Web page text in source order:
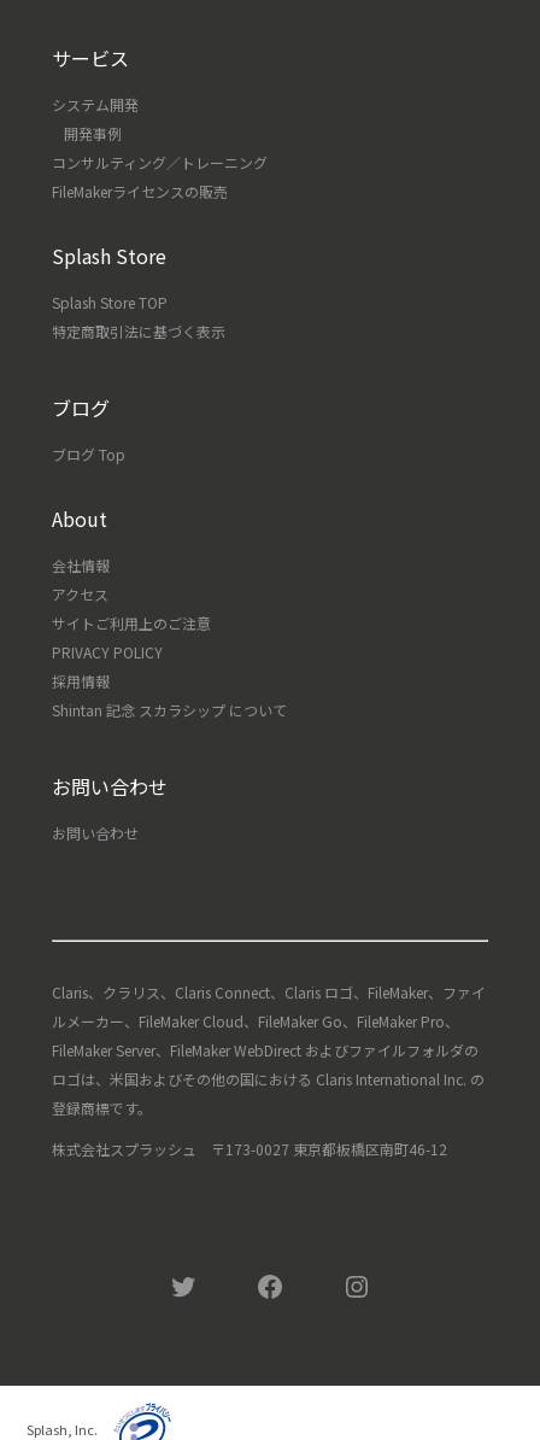
サービス
システム開発
開発事例
コンサルティング／トレーニング
FileMakerライセンスの販売
Splash Store
Splash Store TOP
特定商取引法に基づく表示
ブログ
ブログ Top
About
会社情報
アクセス
サイトご利用上のご注意
PRIVACY POLICY
採用情報
Shintan 記念 スカラシップ について
お問い合わせ
お問い合わせ
Claris、クラリス、Claris Connect、Claris ロゴ、FileMaker、ファイ
ルメーカー、FileMaker Cloud、FileMaker Go、FileMaker Pro、
FileMaker Server、FileMaker WebDirect およびファイルフォルダの
ロゴは、米国およびその他の国における Claris International Inc. の
登録商標です。
株式会社スプラッシュ 〒173-0027 東京都板橋区南町46-12
Twitter Facebook Instagram
Splash, Inc.